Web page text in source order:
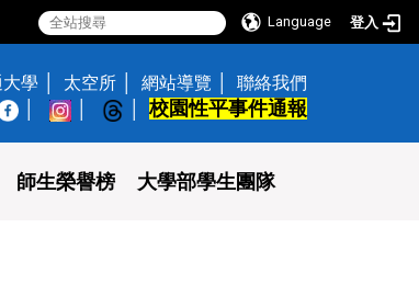
Language 登入
學 太空所 網站導覽
聯絡我們
校園性平事件通報
師生榮譽榜 大學部學生團隊